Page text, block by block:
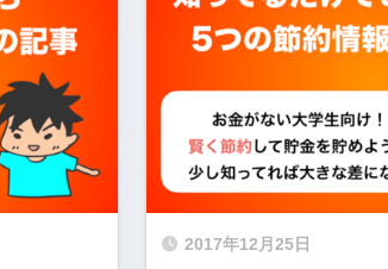
2017年12月25日